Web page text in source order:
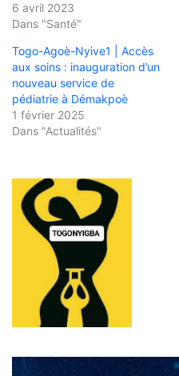
6 avril 2023
Dans "Santé"
Togo-Agoè-Nyive1 | Accès
aux soins : inauguration d’un
nouveau service de
pédiatrie à Démakpoè
1 février 2025
Dans "Actualités"